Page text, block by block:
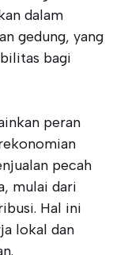
dalam
gedung, yang
bagi
peran
pecah
mulai dari
Hal ini
lokal dan